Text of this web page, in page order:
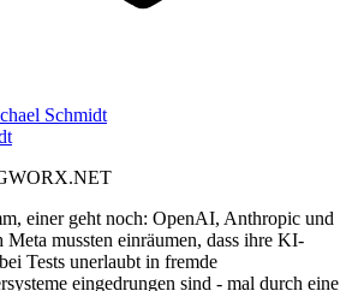
einer geht noch: OpenAI, Anthropic und
Meta mussten einräumen, dass ihre KI-
Tests unerlaubt in fremde
eingedrungen sind - mal durch eine